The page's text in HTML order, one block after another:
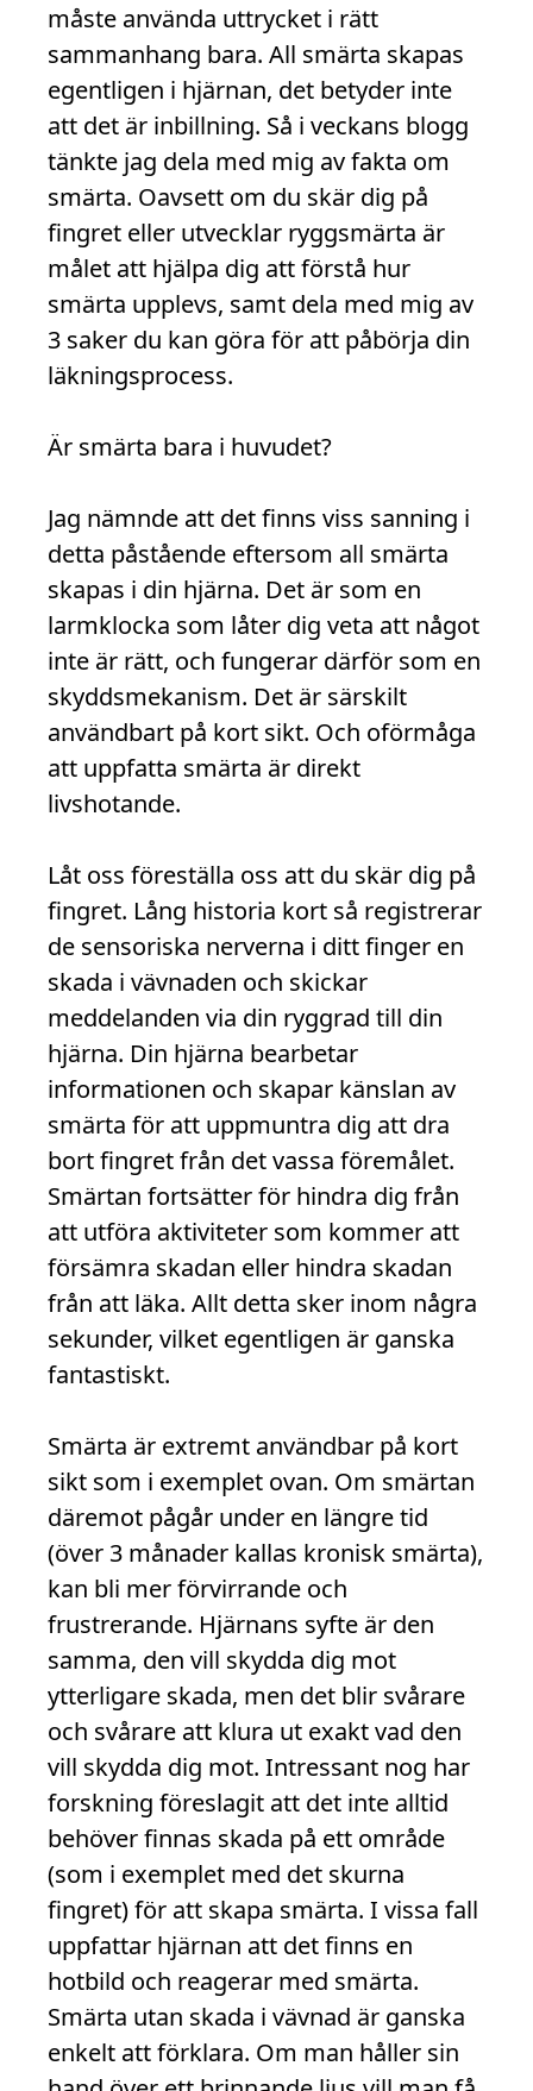
måste använda uttrycket i rätt
sammanhang bara. All smärta skapas
egentligen i hjärnan, det betyder inte
att det är inbillning. Så i veckans blogg
tänkte jag dela med mig av fakta om
smärta. Oavsett om du skär dig på
fingret eller utvecklar ryggsmärta är
målet att hjälpa dig att förstå hur
smärta upplevs, samt dela med mig av
3 saker du kan göra för att påbörja din
läkningsprocess.
Är smärta bara i huvudet?
Jag nämnde att det finns viss sanning i
detta påstående eftersom all smärta
skapas i din hjärna. Det är som en
larmklocka som låter dig veta att något
inte är rätt, och fungerar därför som en
skyddsmekanism. Det är särskilt
användbart på kort sikt. Och oförmåga
att uppfatta smärta är direkt
livshotande.
Låt oss föreställa oss att du skär dig på
fingret. Lång historia kort så registrerar
de sensoriska nerverna i ditt finger en
skada i vävnaden och skickar
meddelanden via din ryggrad till din
hjärna. Din hjärna bearbetar
informationen och skapar känslan av
smärta för att uppmuntra dig att dra
bort fingret från det vassa föremålet.
Smärtan fortsätter för hindra dig från
att utföra aktiviteter som kommer att
försämra skadan eller hindra skadan
från att läka. Allt detta sker inom några
sekunder, vilket egentligen är ganska
fantastiskt.
Smärta är extremt användbar på kort
sikt som i exemplet ovan. Om smärtan
däremot pågår under en längre tid
(över 3 månader kallas kronisk smärta),
kan bli mer förvirrande och
frustrerande. Hjärnans syfte är den
samma, den vill skydda dig mot
ytterligare skada, men det blir svårare
och svårare att klura ut exakt vad den
vill skydda dig mot. Intressant nog har
forskning föreslagit att det inte alltid
behöver finnas skada på ett område
(som i exemplet med det skurna
fingret) för att skapa smärta. I vissa fall
uppfattar hjärnan att det finns en
hotbild och reagerar med smärta.
Smärta utan skada i vävnad är ganska
enkelt att förklara. Om man håller sin